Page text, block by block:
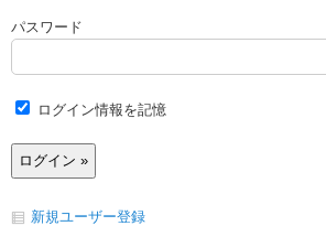
パスワード
ログイン情報を記憶
新規ユーザー登録